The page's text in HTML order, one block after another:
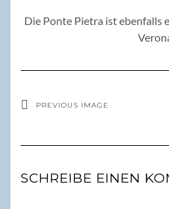
Die Ponte Pietra ist ebenfalls
PREVIOUS IMAGE
SCHREIBE EINEN